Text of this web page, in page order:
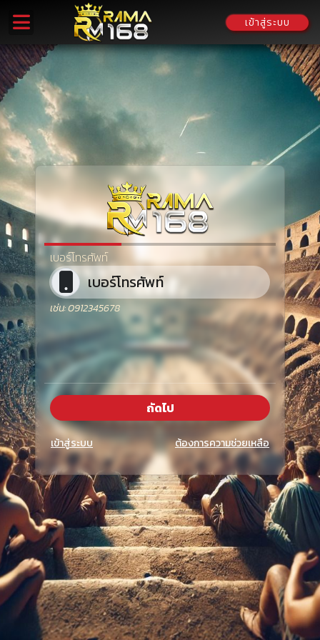
เข้าสู่ระบบ
เบอร์โทรศัพท์
เช่น: 0912345678
ถัดไป
เข้าสู่ระบบ ต้องการความช่วยเหลือ